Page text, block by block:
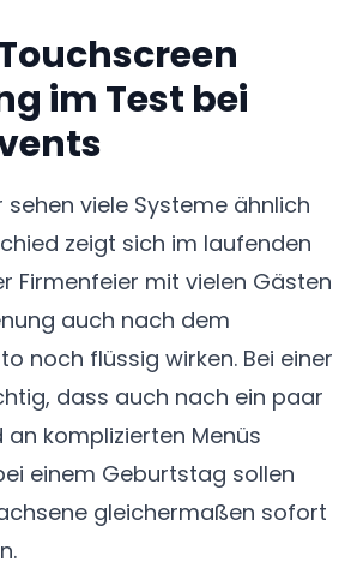
im Test bei
sehen viele Systeme ähnlich
zeigt sich im laufenden
Firmenfeier mit vielen Gästen
auch nach dem
noch flüssig wirken. Bei einer
dass auch nach ein paar
an komplizierten Menüs
einem Geburtstag sollen
gleichermaßen sofort